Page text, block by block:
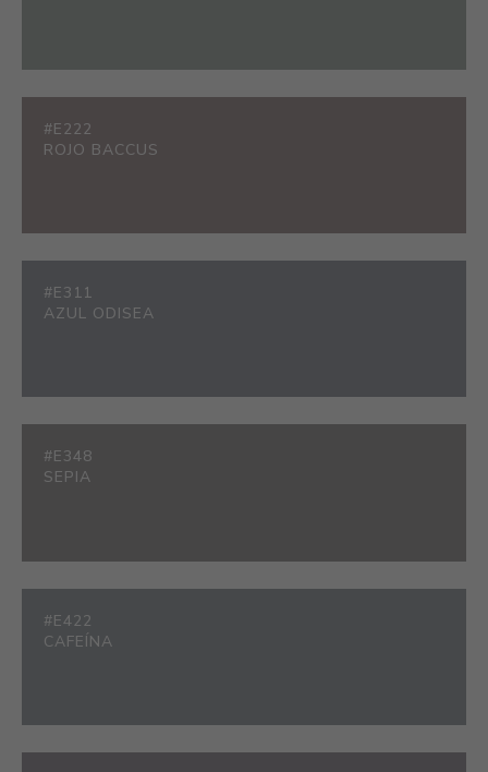
#E222
ROJO BACCUS
#E311
AZUL ODISEA
#E348
SEPIA
#E422
CAFEÍNA